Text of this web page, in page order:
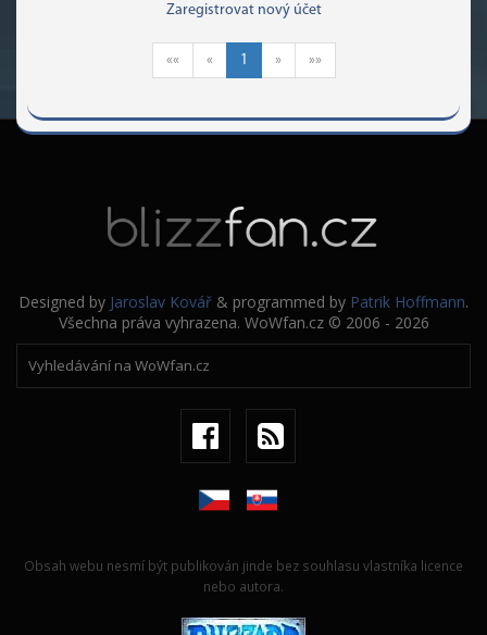
Zaregistrovat nový účet
«« « 1 » »»
Designed by Jaroslav Kovář & programmed by Patrik Hoffmann.
Všechna práva vyhrazena. WoWfan.cz © 2006 - 2026
Obsah webu nesmí být publikován jinde bez souhlasu vlastníka licence
nebo autora.